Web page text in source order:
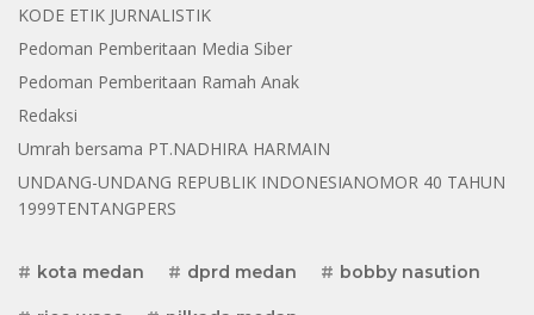
KODE ETIK JURNALISTIK
Pedoman Pemberitaan Media Siber
Pedoman Pemberitaan Ramah Anak
Redaksi
Umrah bersama PT.NADHIRA HARMAIN
UNDANG-UNDANG REPUBLIK INDONESIANOMOR 40 TAHUN
1999TENTANGPERS
kota medan dprd medan bobby nasution